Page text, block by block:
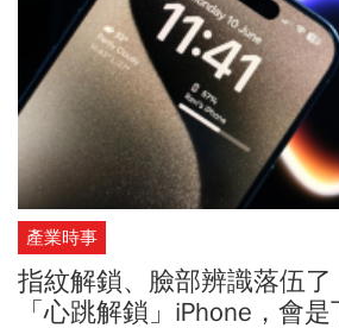
產業時事
指紋解鎖、臉部辨識落伍
「心跳解鎖」iPhone，會